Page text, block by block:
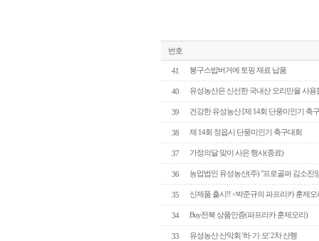
번호
41 봉구스밥버거에 토핑 재료 납품
40 유성농산은 신선한 국내산 오리만을 사용
39 건강한 유성농산 [제 14회 단풍미인기 축
38 제 14회 정읍시 단풍미인기 축구대회
37 가정의달 맞이 사은 행사(종료)
36 농업법인 유성농산(주) "프로골퍼 김소진
35 신제품 출시!! <박준규의 파프리카 훈제오
34 Buy전북 상품인증(파프리카 훈제오리)
33 유성농산 산악회 '하·기·모' 2차 산행